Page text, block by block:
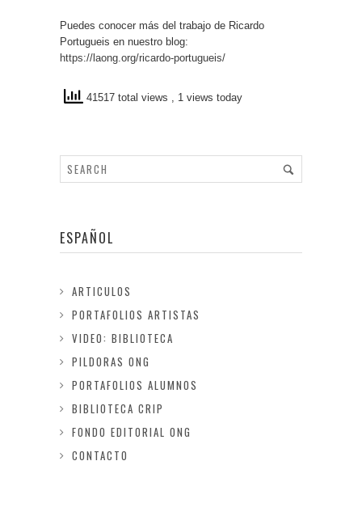
Puedes conocer más del trabajo de Ricardo
Portugueis en nuestro blog:
https://laong.org/ricardo-portugueis/
41517 total views , 1 views today
ESPAÑOL
ARTICULOS
PORTAFOLIOS ARTISTAS
VIDEO: BIBLIOTECA
PILDORAS ONG
PORTAFOLIOS ALUMNOS
BIBLIOTECA CRIP
FONDO EDITORIAL ONG
CONTACTO